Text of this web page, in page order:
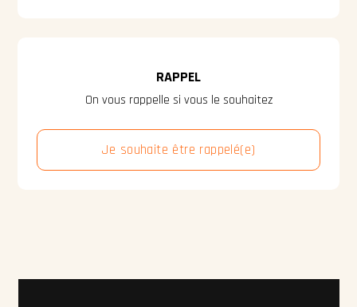
RAPPEL
On vous rappelle si vous le souhaitez
Je souhaite être rappelé(e)